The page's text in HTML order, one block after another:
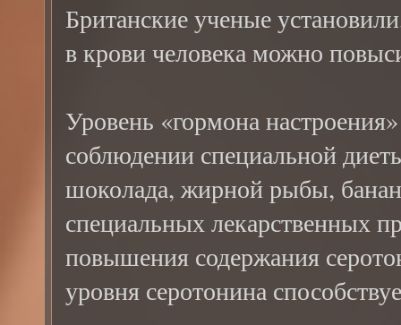
Британские ученые
в крови человека можно
Уровень «гормона
соблюдении специальной
шоколада, жирной рыбы,
специальных лекарственных
повышения содержания
уровня серотонина